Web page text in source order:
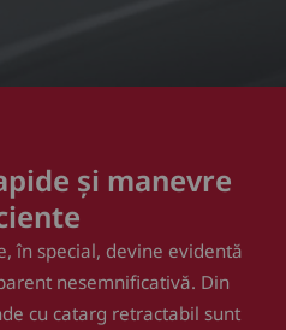
și manevre
în special, devine evidentă
nesemnificativă. Din
cu catarg retractabil sunt